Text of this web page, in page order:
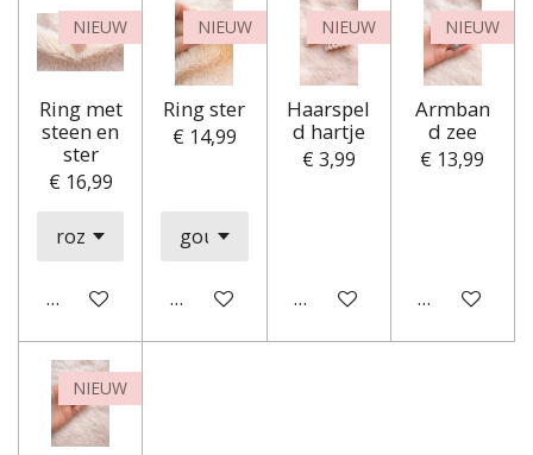
NIEUW
Ring met
steen en
ster
€ 16,99
In winkelwagen
NIEUW
Ring ster
€ 14,99
In winkelwagen
NIEUW
Haarspel
d hartje
€ 3,99
In winkelwagen
NIEUW
Armban
d zee
€ 13,99
In
NIEUW